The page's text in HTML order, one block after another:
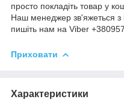
просто покладіть товар у
Наш менеджер зв'яжеться
пишіть нам на Viber
Приховати
Характеристики